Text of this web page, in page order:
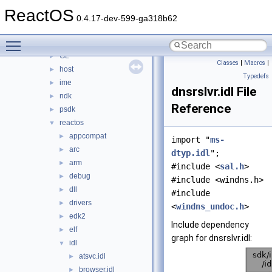
ReactOS 0.4.17-dev-599-ga318b62
► crt
► GL
► host
► ime
► ndk
► psdk
▼ reactos
► appcompat
► arc
► arm
► debug
► dll
► drivers
► edk2
► elf
▼ idl
► atsvc.idl
► browser.idl
Classes | Macros |
Typedefs
dnsrslvr.idl File
Reference
import "ms-
dtyp.idl ";
#include <sal.h>
#include <windns.h>
#include
<windns_undoc.h>
Include dependency
graph for dnsrslvr.idl: